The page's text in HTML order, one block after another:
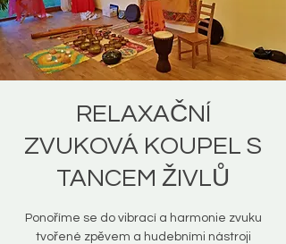
RELAXAČNÍ
ZVUKOVÁ KOUPEL S
TANCEM ŽIVLŮ
Ponoříme se do vibrací a harmonie zvuku
tvořené zpěvem a hudebními nástroji